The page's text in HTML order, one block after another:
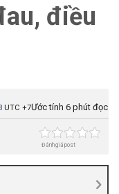
điều
UTC +7Ước tính 6 phút đọc
Đánh giá post